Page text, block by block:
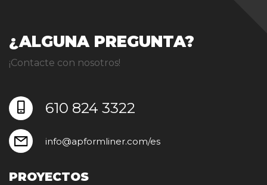
¿ALGUNA PREGUNTA?
¡Contacte con nosotros!
610 824 3322
info@apformliner.com/es
PROYECTOS